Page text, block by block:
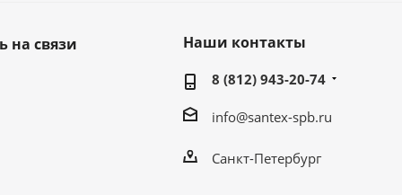
на связи Наши контакты
8 (812) 943-20-74
info@santex-spb.ru
Санкт-Петербург